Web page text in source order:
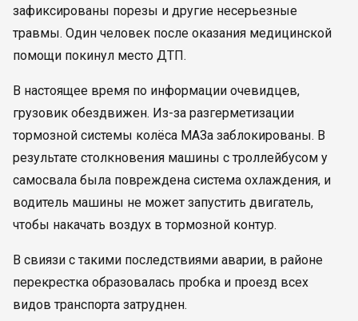
зафиксированы порезы и другие несерьезные
травмы. Один человек после оказания медицинской
помощи покинул место ДТП.
В настоящее время по информации очевидцев,
грузовик обездвижен. Из-за разгерметизации
тормозной системы колёса МАЗа заблокированы. В
результате столкновения машины с троллейбусом у
самосвала была повреждена система охлаждения, и
водитель машины не может запустить двигатель,
чтобы накачать воздух в тормозной контур.
В свиязи с такими последствиями аварии, в районе
перекрестка образовалась пробка и проезд всех
видов транспорта затруднен.